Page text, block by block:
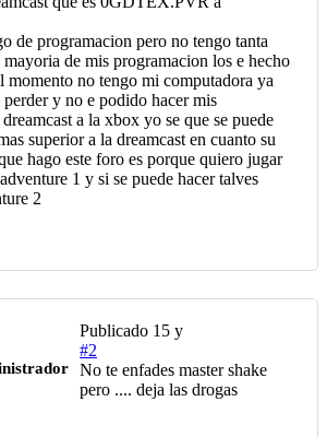
de programacion pero no tengo tanta
de mis programacion los e hecho
momento no tengo mi computadora ya
perder y no e podido hacer mis
a la xbox yo se que se puede
superior a la dreamcast en cuanto su
hago este foro es porque quiero jugar
1 y si se puede hacer talves
2
Publicado 15 y
#2
No te enfades master shake
pero .... deja las drogas